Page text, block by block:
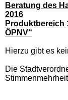
Beratung des
2016
Produktbereich
ÖPNV“
Hierzu gibt es
Die